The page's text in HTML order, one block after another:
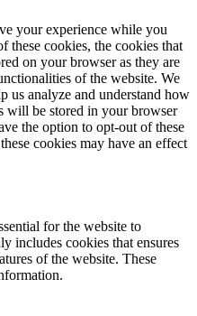
your experience while you
these cookies, the cookies that
on your browser as they are
of the website. We
us analyze and understand how
will be stored in your browser
the option to opt-out of these
cookies may have an effect
for the website to
includes cookies that ensures
of the website. These